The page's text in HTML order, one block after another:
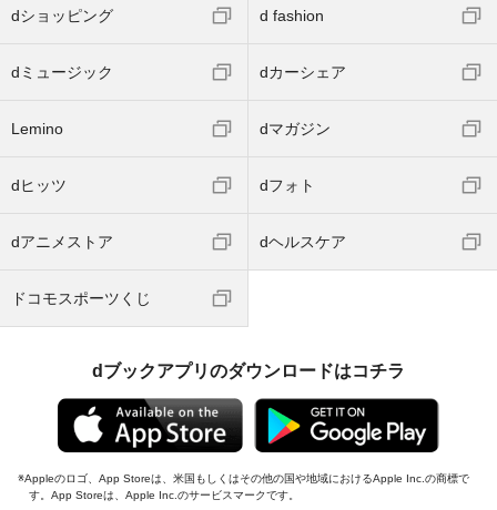
dショッピング d fashion
dミュージック dカーシェア
Lemino dマガジン
dヒッツ dフォト
dアニメストア dヘルスケア
ドコモスポーツくじ
dブックアプリのダウンロードはコチラ
Appleのロゴ、App Storeは、米国もしくはその他の国や地域におけるApple Inc.の商標で
す。App Storeは、Apple Inc.のサービスマークです。